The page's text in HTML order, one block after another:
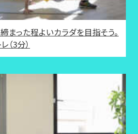
締まった程よいカラダを目指そう。
（3分）